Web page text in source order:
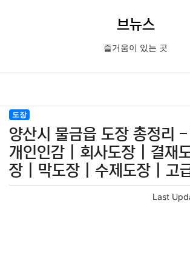
브뉴스
즐거움이 있는 곳
도장
양산시 물금읍 도장 총정리 -
개인인감 | 회사도장 | 결재
장 | 막도장 | 수제도장 | 고
Last